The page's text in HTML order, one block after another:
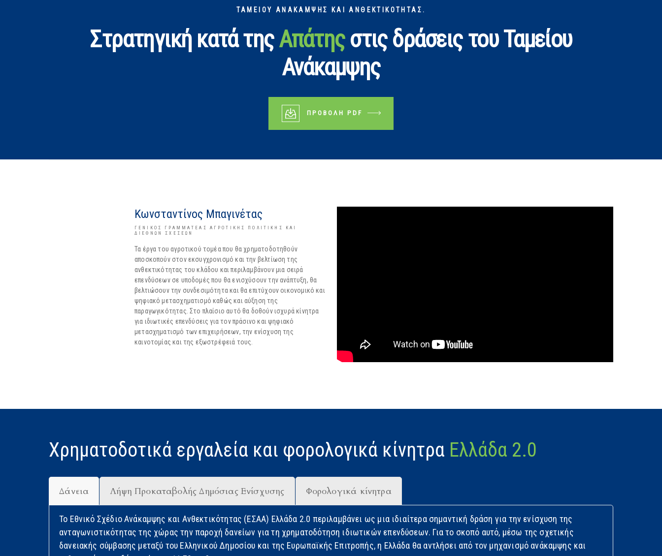
ΤΑΜΕΊΟΥ ΑΝΆΚΑΜΨΗΣ ΚΑΙ ΑΝΘΕΚΤΙΚΌΤΗΤΑΣ.
Στρατηγική κατά τηςΑπάτηςστις δράσεις του Ταμείου
Ανάκαμψης
ΠΡΟΒΟΛΉ PDF
Κωνσταντίνος Μπαγινέτας
ΓΕΝΙΚΌΣ ΓΡΑΜΜΑΤΈΑΣ ΑΓΡΟΤΙΚΉΣ ΠΟΛΙΤΙΚΉΣ ΚΑΙ
ΔΙΕΘΝΏΝ ΣΧΈΣΕΩΝ
Τα έργα του αγροτικού τομέα που θα χρηματοδοτηθούν
αποσκοπούν στον εκσυγχρονισμό και την βελτίωση της
ανθεκτικότητας του κλάδου και περιλαμβάνουν μια σειρά
επενδύσεων σε υποδομές που θα ενισχύσουν την ανάπτυξη, θα
βελτιώσουν την συνδεσιμότητα και θα επιτύχουν οικονομικό και
ψηφιακό μετασχηματισμό καθώς και αύξηση της
παραγωγικότητας. Στο πλαίσιο αυτό θα δοθούν ισχυρά κίνητρα
για ιδιωτικές επενδύσεις για τον πράσινο και ψηφιακό
μετασχηματισμό των επιχειρήσεων, την ενίσχυση της
καινοτομίας και της εξωστρέφειά τους.
Χρηματοδοτικά εργαλεία και φορολογικά κίνητρα Ελλάδα 2.0
Δάνεια Λήψη Προκαταβολής Δημόσιας Ενίσχυσης Φορολογικά κίνητρα
Το Εθνικό Σχέδιο Ανάκαμψης και Ανθεκτικότητας (ΕΣΑΑ) Ελλάδα 2.0 περιλαμβάνει ως μια ιδιαίτερα σημαντική δράση για την ενίσχυση της
ανταγωνιστικότητας της χώρας την παροχή δανείων για τη χρηματοδότηση ιδιωτικών επενδύσεων. Για το σκοπό αυτό, μέσω της σχετικής
δανειακής σύμβασης μεταξύ του Ελληνικού Δημοσίου και της Ευρωπαϊκής Επιτροπής, η Ελλάδα θα αντλήσει από τον μηχανισμό ανάκαμψης και